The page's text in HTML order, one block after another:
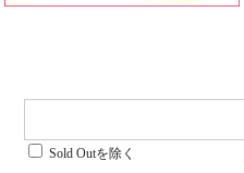
Sold Outを除く